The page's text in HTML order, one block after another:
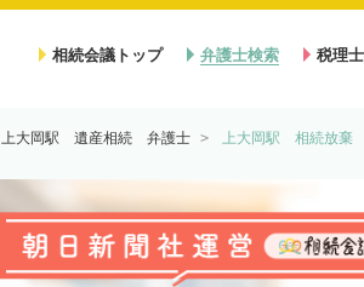
相続会議トップ 弁護士検索 税理
上大岡駅 遺産相続 弁護士 上大岡駅 相続放棄